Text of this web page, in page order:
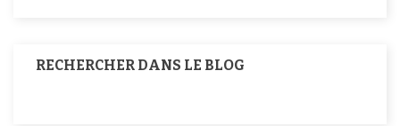
RECHERCHER DANS LE BLOG